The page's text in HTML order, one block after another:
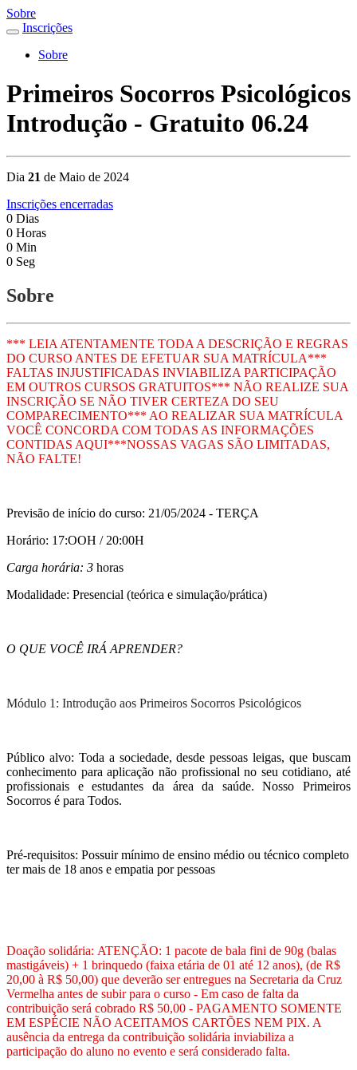
Sobre
Inscrições
Sobre
Primeiros Socorros Psicológicos
Introdução - Gratuito 06.24
Dia 21 de Maio de 2024
Inscrições encerradas
0 Dias
0 Horas
0 Min
0 Seg
Sobre
*** LEIA ATENTAMENTE TODA A DESCRIÇÃO E REGRAS
DO CURSO ANTES DE EFETUAR SUA MATRÍCULA***
FALTAS INJUSTIFICADAS INVIABILIZA PARTICIPAÇÃO
EM OUTROS CURSOS GRATUITOS*** NÃO REALIZE SUA
INSCRIÇÃO SE NÃO TIVER CERTEZA DO SEU
COMPARECIMENTO*** AO REALIZAR SUA MATRÍCULA
VOCÊ CONCORDA COM TODAS AS INFORMAÇÕES
CONTIDAS AQUI***NOSSAS VAGAS SÃO LIMITADAS,
NÃO FALTE!
Previsão de início do curso: 21/05/2024 - TERÇA
Horário: 17:OOH / 20:00H
Carga horária: 3 horas
Modalidade: Presencial (teórica e simulação/prática)
O QUE VOCÊ IRÁ APRENDER?
Módulo 1: Introdução aos Primeiros Socorros Psicológicos
Público alvo: Toda a sociedade, desde pessoas leigas, que buscam
conhecimento para aplicação não profissional no seu cotidiano, até
profissionais e estudantes da área da saúde. Nosso Primeiros
Socorros é para Todos.
Pré-requisitos: Possuir mínimo de ensino médio ou técnico completo
ter mais de 18 anos e empatia por pessoas
Doação solidária: ATENÇÃO: 1 pacote de bala fini de 90g (balas
mastigáveis) + 1 brinquedo (faixa etária de 01 até 12 anos), (de R$
20,00 à R$ 50,00) que deverão ser entregues na Secretaria da Cruz
Vermelha antes de subir para o curso - Em caso de falta da
contribuição será cobrado R$ 50,00 - PAGAMENTO SOMENTE
EM ESPÉCIE NÃO ACEITAMOS CARTÕES NEM PIX. A
ausência da entrega da contribuição solidária inviabiliza a
participação do aluno no evento e será considerado falta.